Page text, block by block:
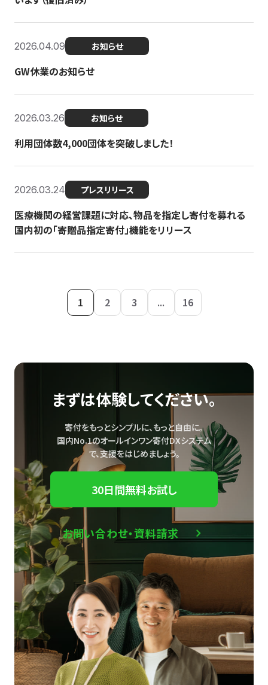
2026.04.09 お知らせ
GW休業のお知らせ
2026.03.26 お知らせ
利用団体数4,000団体を突破しました！
2026.03.24 プレスリリース
医療機関の経営課題に対応、物品を指定し寄付を募れる
国内初の「寄贈品指定寄付」機能をリリース
1 2 3 ... 16
まずは体験してください。
寄付をもっとシンプルに、もっと自由に。
国内No.1のオールインワン寄付DXシステム
で、支援をはじめましょう。
30日間無料お試し
お問い合わせ・資料請求